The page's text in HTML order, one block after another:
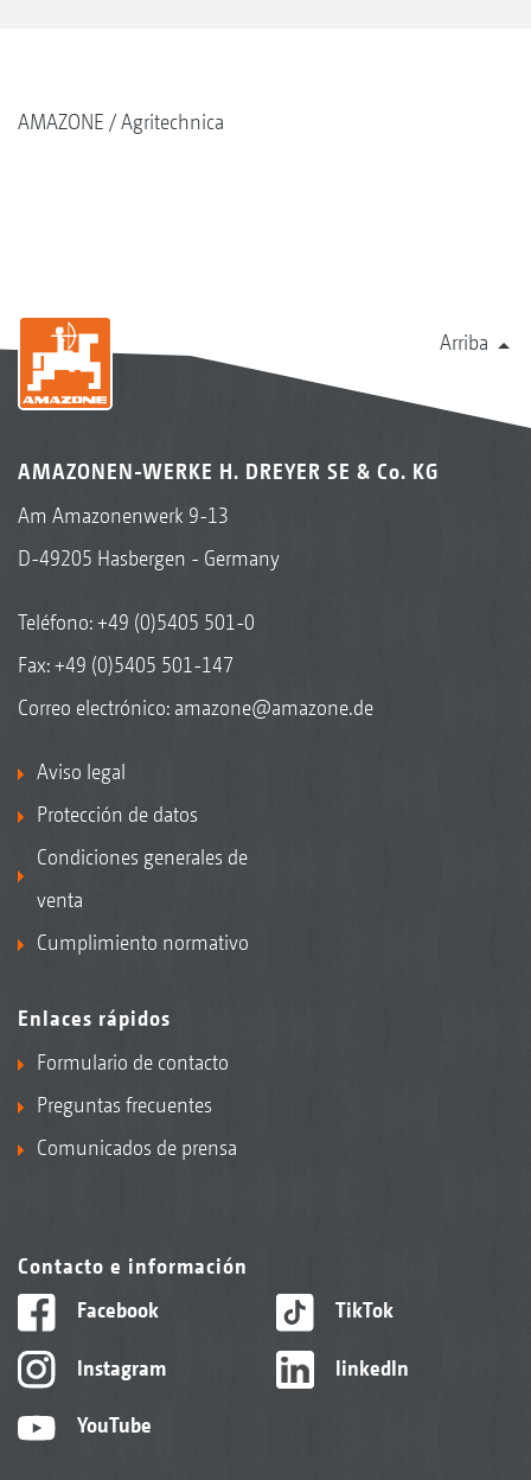
AMAZONE Agritechnica
Arriba
AMAZONEN-WERKE H. DREYER SE & Co. KG
Am Amazonenwerk 9-13
D-49205 Hasbergen - Germany
Teléfono:+49 (0)5405 501-0
Fax: +49 (0)5405 501-147
Correo electrónico: amazone@amazone.de
Aviso legal
Protección de datos
Condiciones generales de
venta
Cumplimiento normativo
Enlaces rápidos
Formulario de contacto
Preguntas frecuentes
Comunicados de prensa
Contacto e información
Facebook
Instagram
YouTube
TikTok
linkedIn